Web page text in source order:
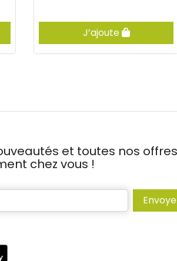
J’ajoute
et toutes nos offres
chez vous !